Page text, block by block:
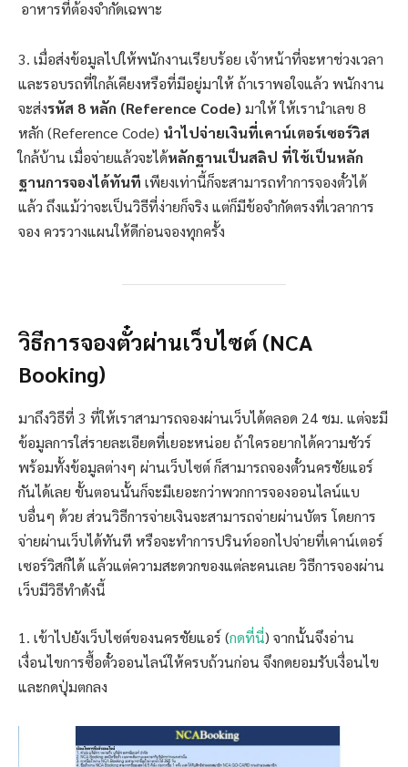
อาหารที่ต้องจำกัดเฉพาะ
3. เมื่อส่งข้อมูลไปให้พนักงานเรียบร้อย เจ้าหน้าที่จะหาช่วงเวลา
และรอบรถที่ใกล้เคียงหรือที่มีอยู่มาให้ ถ้าเราพอใจแล้ว พนักงาน
จะส่งรหัส 8 หลัก (Reference Code) มาให้ ให้เรานำเลข 8
หลัก (Reference Code) นำไปจ่ายเงินที่เคาน์เตอร์เซอร์วิส
ใกล้บ้าน เมื่อจ่ายแล้วจะได้หลักฐานเป็นสลิป ที่ใช้เป็นหลัก
ฐานการจองได้ทันที เพียงเท่านี้ก็จะสามารถทำการจองตั๋วได้
แล้ว ถึงแม้ว่าจะเป็นวิธีที่ง่ายก็จริง แต่ก็มีข้อจำกัดตรงที่เวลาการ
จอง ควรวางแผนให้ดีก่อนจองทุกครั้ง
วิธีการจองตั๋วผ่านเว็บไซต์ (NCA
Booking)
มาถึงวิธีที่ 3 ที่ให้เราสามารถจองผ่านเว็บได้ตลอด 24 ชม. แต่จะมี
ข้อมูลการใส่รายละเอียดที่เยอะหน่อย ถ้าใครอยากได้ความชัวร์
พร้อมทั้งข้อมูลต่างๆ ผ่านเว็บไซต์ ก็สามารถจองตั๋วนครชัยแอร์
กันได้เลย ขั้นตอนนั้นก็จะมีเยอะกว่าพวกการจองออนไลน์แบ
บอื่นๆ ด้วย ส่วนวิธีการจ่ายเงินจะสามารถจ่ายผ่านบัตร โดยการ
จ่ายผ่านเว็บได้ทันที หรือจะทำการปรินท์ออกไปจ่ายที่เคาน์เตอร์
เซอร์วิสก็ได้ แล้วแต่ความสะดวกของแต่ละคนเลย วิธีการจองผ่าน
เว็บมีวิธีทำดังนี้
1. เข้าไปยังเว็บไซต์ของนครชัยแอร์ (กดที่นี่) จากนั้นจึงอ่าน
เงื่อนไขการซื้อตั๋วออนไลน์ให้ครบถ้วนก่อน จึงกดยอมรับเงื่อนไข
และกดปุ่มตกลง